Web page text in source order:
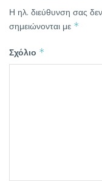
Η ηλ. διεύθυνση σας δεν
σημειώνονται με *
Σχόλιο *